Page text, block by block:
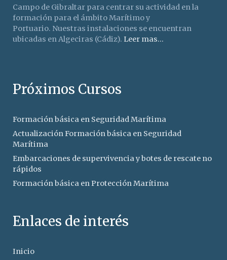
Campo de Gibraltar para centrar su actividad en la
formación para el ámbito Marítimo y
Portuario. Nuestras instalaciones se encuentran
ubicadas en Algeciras (Cádiz). Leer mas...
Próximos Cursos
Formación básica en Seguridad Marítima
Actualización Formación básica en Seguridad
Marítima
Embarcaciones de supervivencia y botes de rescate no
rápidos
Formación básica en Protección Marítima
Enlaces de interés
Inicio